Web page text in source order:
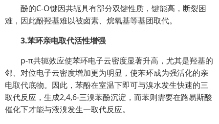
酚的C-O键因共轭具有部分双键性质，键能高，断裂困
难，因此酚羟基难以被卤素、烷氧基等基团取代。
3.苯环亲电取代活性增强
p-π共轭效应使苯环电子云密度显著升高，尤其是羟基的
邻、对位电子云密度增加更为明显，使苯环成为强活化的亲
电取代底物。因此，苯酚在室温下即可与溴水发生快速的三
取代反应，生成2,4,6-三溴苯酚沉淀，而苯则需要在路易斯酸
催化下才能与液溴发生一取代反应。